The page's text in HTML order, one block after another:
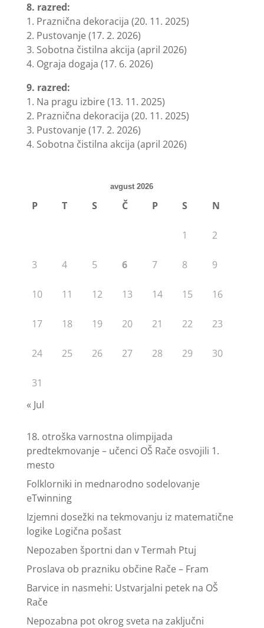
8. razred:
1. Praznična dekoracija (20. 11. 2025)
2. Pustovanje (17. 2. 2026)
3. Sobotna čistilna akcija (april 2026)
4. Ograja dogaja (17. 6. 2026)
9. razred:
1. Na pragu izbire (13. 11. 2025)
2. Praznična dekoracija (20. 11. 2025)
3. Pustovanje (17. 2. 2026)
4. Sobotna čistilna akcija (april 2026)
avgust 2026
P T S Č P S N
1 2
3 4 5 6 7 8 9
10 11 12 13 14 15 16
17 18 19 20 21 22 23
24 25 26 27 28 29 30
31
« Jul
18. otroška varnostna olimpijada
predtekmovanje – učenci OŠ Rače osvojili 1.
mesto
Folklorniki in mednarodno sodelovanje
eTwinning
Izjemni dosežki na tekmovanju iz matematične
logike Logična pošast
Nepozaben športni dan v Termah Ptuj
Proslava ob prazniku občine Rače – Fram
Barvice in nasmehi: Ustvarjalni petek na OŠ
Rače
Nepozabna pot okrog sveta na zaključni